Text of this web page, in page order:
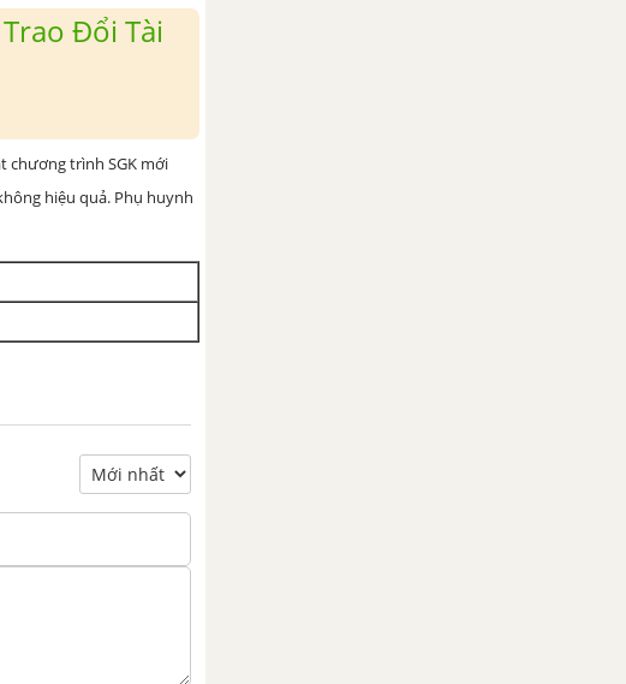
Đổi Tài
chương trình SGK mới
hiệu quả. Phụ huynh